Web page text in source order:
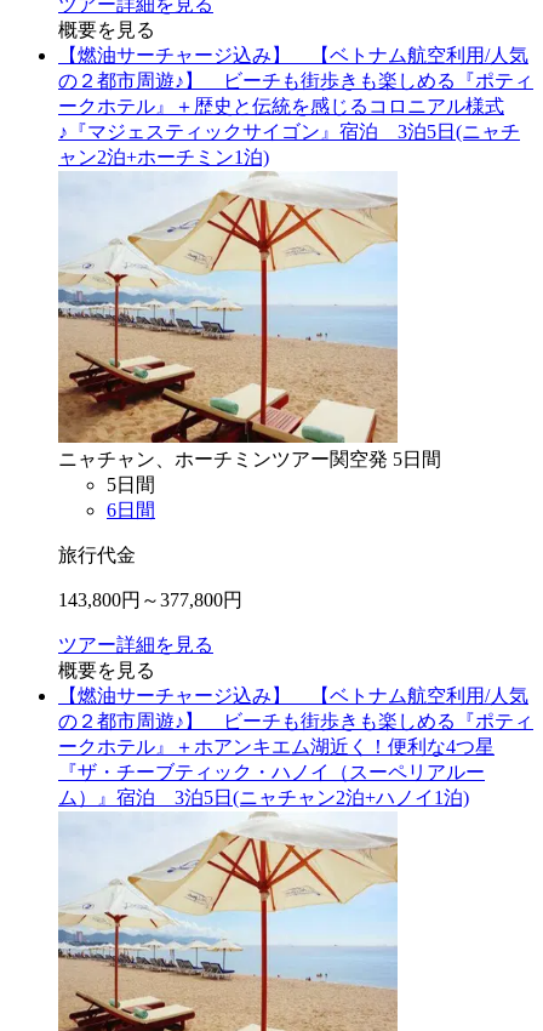
ツアー詳細を見る
概要を見る
【燃油サーチャージ込み】 【ベトナム航空利用/人気
の２都市周遊♪】 ビーチも街歩きも楽しめる『ポティ
ークホテル』＋歴史と伝統を感じるコロニアル様式
♪『マジェスティックサイゴン』宿泊 3泊5日(ニャチ
ャン2泊+ホーチミン1泊)
ニャチャン、ホーチミンツアー関空発 5日間
5日間
6日間
旅行代金
143,800円～377,800円
ツアー詳細を見る
概要を見る
【燃油サーチャージ込み】 【ベトナム航空利用/人気
の２都市周遊♪】 ビーチも街歩きも楽しめる『ポティ
ークホテル』＋ホアンキエム湖近く！便利な4つ星
『ザ・チーブティック・ハノイ（スーペリアルー
ム）』宿泊 3泊5日(ニャチャン2泊+ハノイ1泊)